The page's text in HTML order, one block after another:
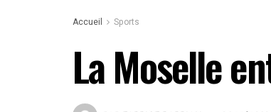
Accueil Sports
La Moselle